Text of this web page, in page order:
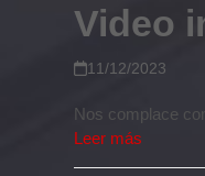
Video
11/12/2023
Nos complace
Leer más